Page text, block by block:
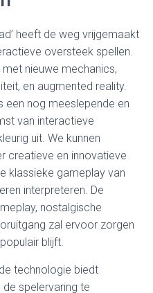
heeft de weg vrijgemaakt
oversteek spellen.
nieuwe mechanics,
en augmented reality.
een nog meeslepende en
van interactieve
uit. We kunnen
creatieve en innovatieve
klassieke gameplay van
interpreteren. De
nostalgische
zal ervoor zorgen
blijft.
technologie biedt
spelervaring te